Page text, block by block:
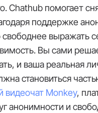
Chathub помогает
поддержке
выражать
Вы сами
и ваша реальная
становиться
видеочат Monkey,
анонимности и